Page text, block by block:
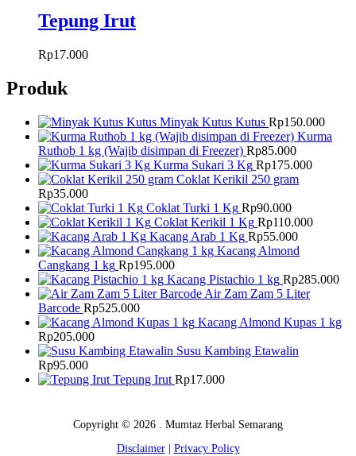
Tepung Irut
Rp17.000
Produk
Minyak Kutus Kutus Rp150.000
Kurma
Ruthob 1 kg (Wajib disimpan di Freezer) Rp85.000
Kurma Sukari 3 Kg Rp175.000
Coklat Kerikil 250 gram
Rp35.000
Coklat Turki 1 Kg Rp90.000
Coklat Kerikil 1 Kg Rp110.000
Kacang Arab 1 Kg Rp55.000
Kacang Almond
Cangkang 1 kg Rp195.000
Kacang Pistachio 1 kg Rp285.000
Air Zam Zam 5 Liter
Barcode Rp525.000
Kacang Almond Kupas 1 kg
Rp205.000
Susu Kambing Etawalin
Rp95.000
Tepung Irut Rp17.000
Copyright © 2026 . Mumtaz Herbal Semarang
Disclaimer| Privacy Policy